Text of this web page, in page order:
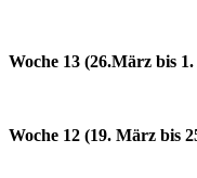
Woche 13 (26.März bis
Woche 12 (19. März bis